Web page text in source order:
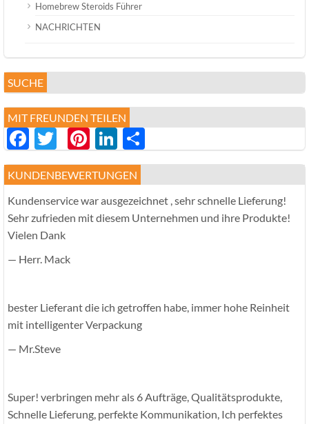
Homebrew Steroids Führer
NACHRICHTEN
SUCHE
MIT FREUNDEN TEILEN
Facebook
Twitter
Pinterest
LinkedIn
享
KUNDENBEWERTUNGEN
Kundenservice war ausgezeichnet , sehr schnelle Lieferung!
Sehr zufrieden mit diesem Unternehmen und ihre Produkte!
Vielen Dank
— Herr. Mack
bester Lieferant die ich getroffen habe, immer hohe Reinheit
mit intelligenter Verpackung
— Mr.Steve
Super! verbringen mehr als 6 Aufträge, Qualitätsprodukte,
Schnelle Lieferung, perfekte Kommunikation, Ich perfektes